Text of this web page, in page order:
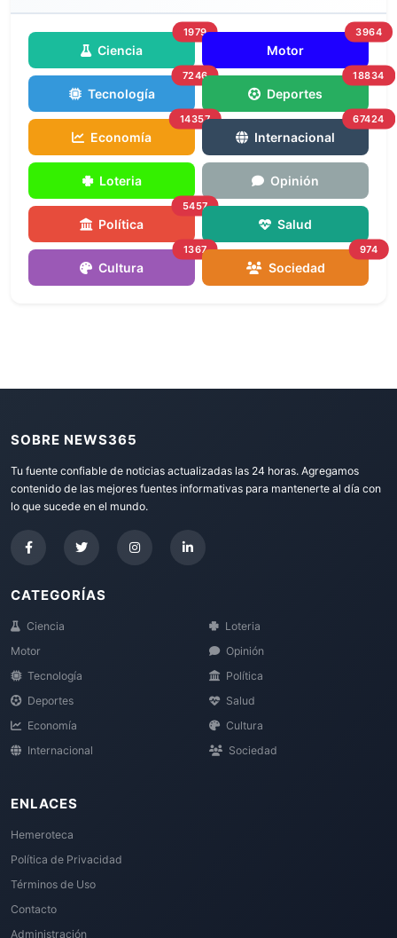
Ciencia
1979
Motor
3964
Tecnología
7246
Deportes
18834
Economía
14357
Internacional
67424
Loteria Opinión
Política
5457
Salud
Cultura
1367
Sociedad
974
SOBRE NEWS365
Tu fuente confiable de noticias actualizadas las 24 horas. Agregamos
contenido de las mejores fuentes informativas para mantenerte al día con
lo que sucede en el mundo.
CATEGORÍAS
Ciencia
Motor
Tecnología
Deportes
Economía
Internacional
Loteria
Opinión
Política
Salud
Cultura
Sociedad
ENLACES
Hemeroteca
Política de Privacidad
Términos de Uso
Contacto
Administración